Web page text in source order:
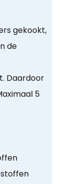
gekookt,
de
Daardoor
5